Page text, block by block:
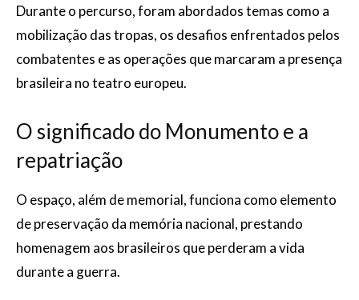
Durante o percurso, foram abordados temas como a
mobilização das tropas, os desafios enfrentados pelos
combatentes e as operações que marcaram a presença
brasileira no teatro europeu.
O significado do Monumento e a
repatriação
O espaço, além de memorial, funciona como elemento
de preservação da memória nacional, prestando
homenagem aos brasileiros que perderam a vida
durante a guerra.